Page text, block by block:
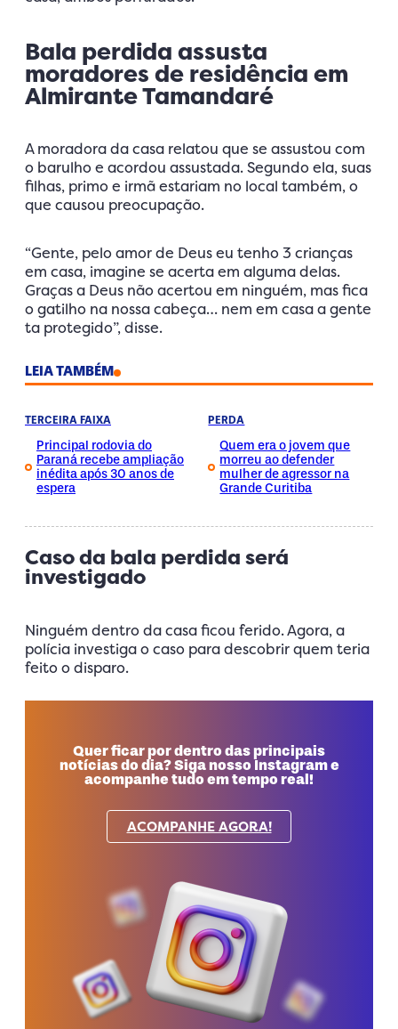
Bala perdida assusta
moradores de residência em
Almirante Tamandaré
A moradora da casa relatou que se assustou com
o barulho e acordou assustada. Segundo ela, suas
filhas, primo e irmã estariam no local também, o
que causou preocupação.
“Gente, pelo amor de Deus eu tenho 3 crianças
em casa, imagine se acerta em alguma delas.
Graças a Deus não acertou em ninguém, mas fica
o gatilho na nossa cabeça… nem em casa a gente
ta protegido”, disse.
LEIA TAMBÉM
TERCEIRA FAIXA
Principal rodovia do
Paraná recebe ampliação
inédita após 30 anos de
espera
PERDA
Quem era o jovem que
morreu ao defender
mulher de agressor na
Grande Curitiba
Caso da bala perdida será
investigado
Ninguém dentro da casa ficou ferido. Agora, a
polícia investiga o caso para descobrir quem teria
feito o disparo.
Quer ficar por dentro das principais
notícias do dia? Siga nosso Instagram e
acompanhe tudo em tempo real!
ACOMPANHE AGORA!